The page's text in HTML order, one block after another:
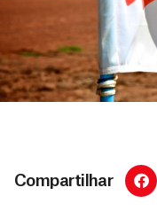
Compartilhar